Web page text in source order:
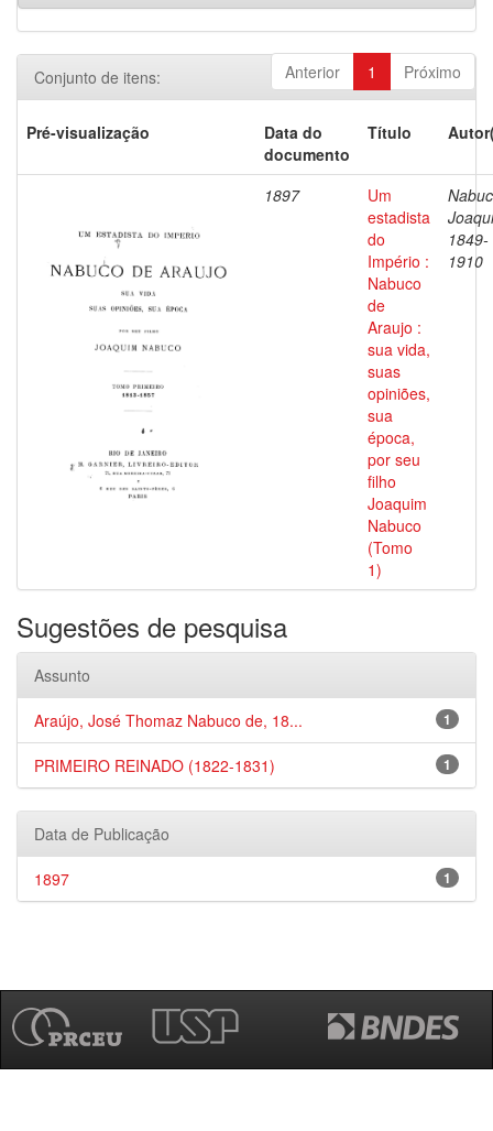
Anterior 1 Próximo
Conjunto de itens:
Pré-visualização
Data do
documento
Título
1897
Um
estadista
do
Império :
Nabuco
de
Araujo :
sua vida,
suas
opiniões,
sua
época,
por seu
filho
Joaquim
Nabuco
(Tomo
1)
1849-
1910
Sugestões de pesquisa
Assunto
1
Araújo, José Thomaz Nabuco de, 18...
1
PRIMEIRO REINADO (1822-1831)
Data de Publicação
1
1897